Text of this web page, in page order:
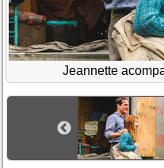
Jeannette